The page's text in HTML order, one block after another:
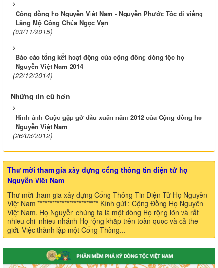
Cộng đồng họ Nguyễn Việt Nam - Nguyễn Phước Tộc đi viếng
Lăng Mộ Công Chúa Ngọc Vạn
(03/11/2015)
Báo cáo tổng kết hoạt động của cộng đồng dòng tộc họ
Nguyễn Việt Nam 2014
(22/12/2014)
Những tin cũ hơn
Hình ảnh Cuộc gặp gở đầu xuân năm 2012 của Cộng đồng họ
Nguyễn Việt Nam
(26/03/2012)
Thư mời tham gia xây dựng cổng thông tin điện tử họ
Nguyễn Việt Nam
Thư mời tham gia xây dựng Cổng Thông Tin Điện Tử Họ Nguyễn
Việt Nam ************************* Kính gửi : Cộng Đồng Họ Nguyễn
Việt Nam. Họ Nguyễn chúng ta là một dòng Họ rộng lớn và rất
nhiều chi, nhiều nhánh Họ rộng khắp trên toàn quốc và cả thế
giới. Việc thành lập một Cổng Thông...